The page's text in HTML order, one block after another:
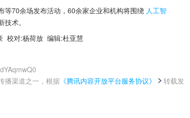
等70余场发布活动，60余家企业和机构将围绕 人工智
术。
校对:杨荷放  编辑:杜亚慧
播渠道之一，根据 《腾讯内容开放平台服务协议》
转载发